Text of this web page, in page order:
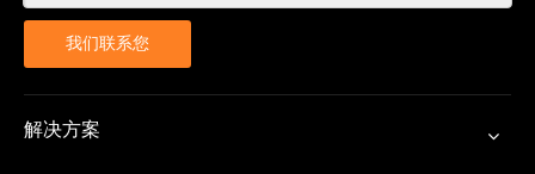
在短语匹配的模式下，只有在网民搜索词与关键词字面一
致，或者搜索词完全包含关键词并顺序一致时才展现对应的
创意。
否定匹配，是关键词匹配的一种模式，用来避免与商户推广
我们联系您
解决方案